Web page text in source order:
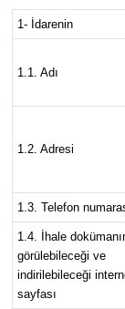
1- İdarenin
1.1. Adı
1.2. Adresi
1.3. Telefon
1.4. İhale
görülebileceği ve
indirilebileceği
sayfası
Eğitim
Ekonomi
Gündem
Gurme
Haber
Haber